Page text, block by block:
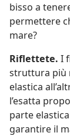
bisso a
permettere
mare?
Riflettete. I
struttura più
elastica
l’esatta
parte
garantire il